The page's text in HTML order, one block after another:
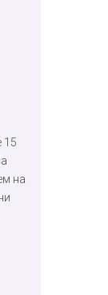
15
на